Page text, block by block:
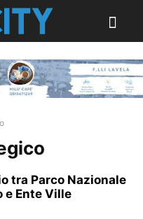
tra Parco Nazionale
e Ente Ville